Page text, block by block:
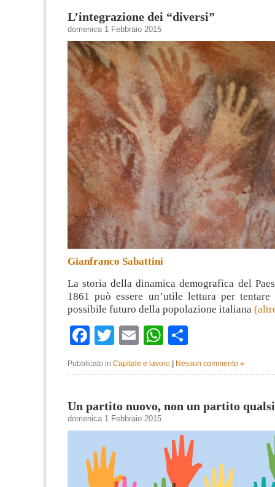
L’integrazione dei “diversi”
domenica 1 Febbraio 2015
Gianfranco Sabattini
La storia della dinamica demografica del
1861 può essere un’utile lettura per
possibile futuro della popolazione italiana
Facebook
TwitterEmailWhatsApp
Pubblicato in Capitale e lavoro Nessun commento »
Un partito nuovo, non un partito
domenica 1 Febbraio 2015